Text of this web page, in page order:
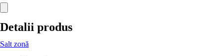
Detalii produs
Salt zonă